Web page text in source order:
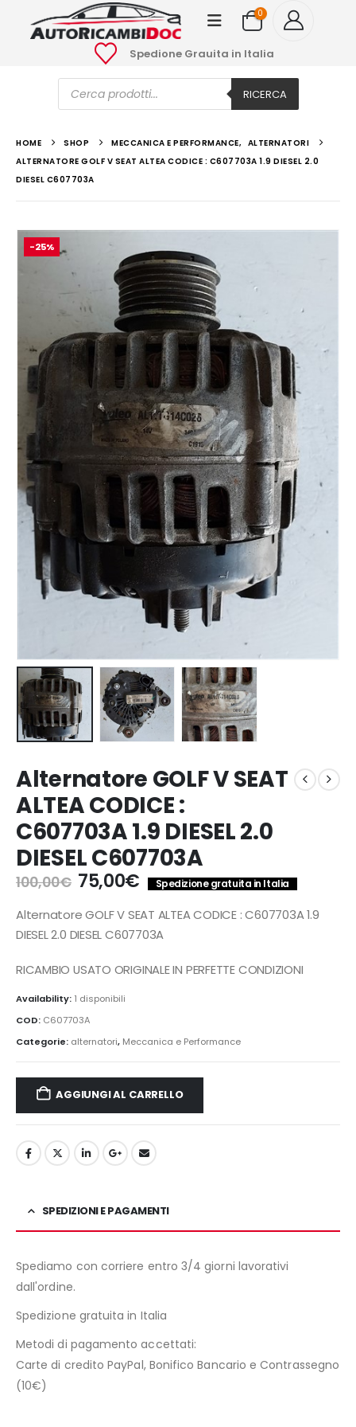
0
Spedione Grauita in Italia
Ricerca
prodotti RICERCA
HOME SHOP MECCANICA E PERFORMANCE, ALTERNATORI
ALTERNATORE GOLF V SEAT ALTEA CODICE : C607703A 1.9 DIESEL 2.0
DIESEL C607703A
-25%
Alternatore GOLF V SEAT
ALTEA CODICE :
C607703A 1.9 DIESEL 2.0
DIESEL C607703A
100,00€ Il
prezzo
originale
era:
75,00€Il
prezzo
attuale
è:
Spedizione gratuita in Italia
Alternatore GOLF V SEAT ALTEA CODICE : C607703A 1.9
DIESEL 2.0 DIESEL C607703A
RICAMBIO USATO ORIGINALE IN PERFETTE CONDIZIONI
Availability: 1 disponibili
COD: C607703A
Categorie: alternatori, Meccanica e Performance
AGGIUNGI AL CARRELLO
SPEDIZIONI E PAGAMENTI
Spediamo con corriere entro 3/4 giorni lavorativi
dall'ordine.
Spedizione gratuita in Italia
Metodi di pagamento accettati:
Carte di credito PayPal, Bonifico Bancario e Contrassegno
(10€)